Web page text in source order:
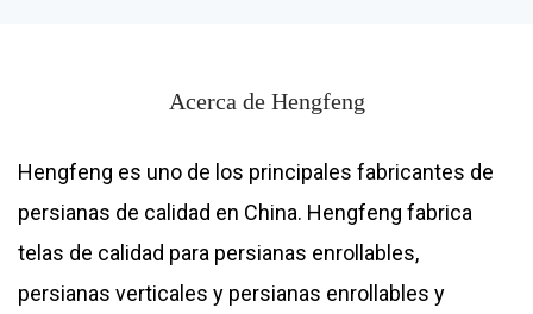
Acerca de Hengfeng
Hengfeng es uno de los principales fabricantes de
persianas de calidad en China. Hengfeng fabrica
telas de calidad para persianas enrollables,
persianas verticales y persianas enrollables y